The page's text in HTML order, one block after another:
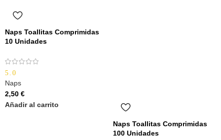
Naps Toallitas Comprimidas
10 Unidades
5.0
Naps
2,50 €
Añadir al carrito
Naps Toallitas Comprimidas
100 Unidades